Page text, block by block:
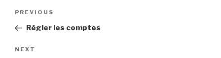
Previous
Post
PREVIOUS
Régler les comptes
Next
NEXT